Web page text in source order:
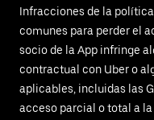
Infracciones de la
comunes para perder el
socio de la App infringe
contractual con Uber o
aplicables, incluidas las
acceso parcial o total a